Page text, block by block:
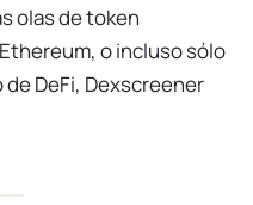
olas de token
o incluso sólo
DeFi, Dexscreener